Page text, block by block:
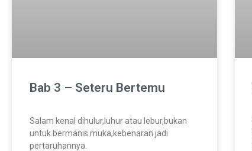
Bab 3 – Seteru Bertemu
Salam kenal dihulur,luhur atau lebur,bukan
untuk bermanis muka,kebenaran jadi
pertaruhannya.